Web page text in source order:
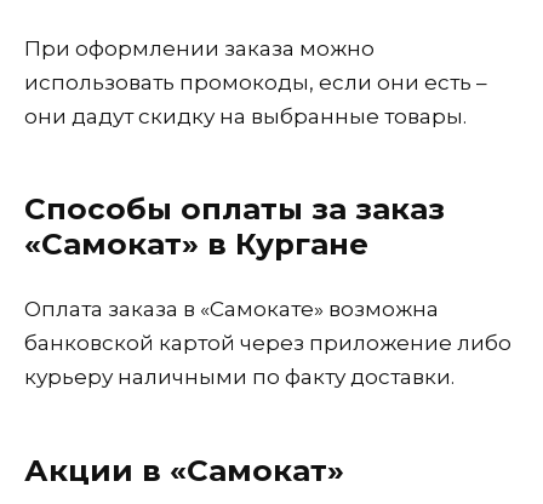
При оформлении заказа можно
использовать промокоды, если они есть –
они дадут скидку на выбранные товары.
Способы оплаты за заказ
«Самокат» в Кургане
Оплата заказа в «Самокате» возможна
банковской картой через приложение либо
курьеру наличными по факту доставки.
Акции в «Самокат»